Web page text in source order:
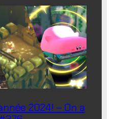
2024! – On a